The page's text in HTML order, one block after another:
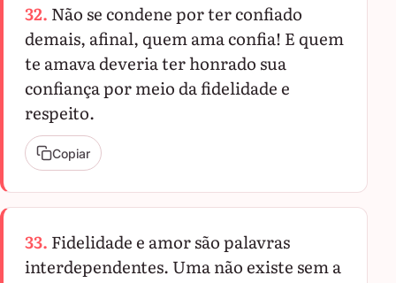
32. Não se condene por ter confiado
demais, afinal, quem ama confia! E quem
te amava deveria ter honrado sua
confiança por meio da fidelidade e
respeito.
Copiar
33. Fidelidade e amor são palavras
interdependentes. Uma não existe sem a